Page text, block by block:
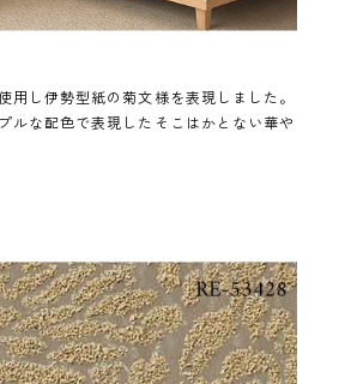
用し伊勢型紙の菊文様を表現しました。
ルな配色で表現したそこはかとない華や